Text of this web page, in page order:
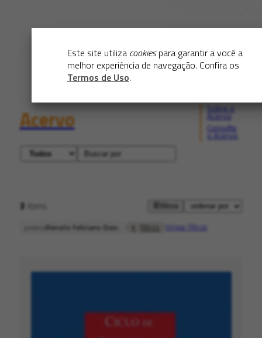
Este site utiliza cookiespara garantir a você a
melhor experiência de navegação. Confira os
Termos de Uso.
Acervo
Consulte
3 itens filtros
pessoaRenato Feliciano Dias filtros limpar filtros